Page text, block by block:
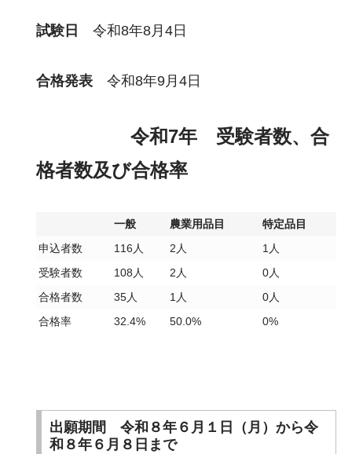
試験日 令和8年8月4日
合格発表令和8年9月4日
令和7年 受験者数、合
格者数及び合格率
一般 農業用品目
特定品目
申込者数
116人 2人
1人
受験者数
108人 2人
0人
合格者数
35人 1人
0人
合格率
32.4% 50.0% 0%
出願期間 令和８年６月１日（月）から令
和８年６月８日まで